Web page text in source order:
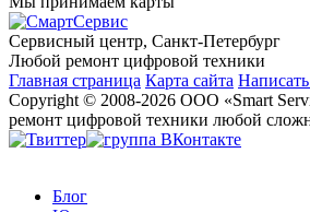
Сервисный центр, Cанкт-Петербург
Любой ремонт цифровой техники
Главная страница Карта сайта
Copyright © 2008-2026 ООО «Smart
ремонт цифровой техники любой
Блог